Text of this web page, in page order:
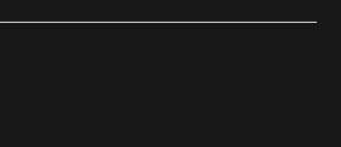
(external link)
on Instagram (external link)
on Youtube (external